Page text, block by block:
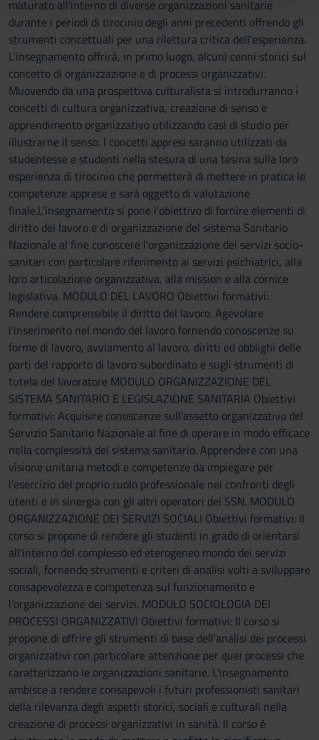
pubblicità e social media, i quali potrebbero combinarle
con altre informazioni che hai fornito loro o che hanno
raccolto dal tuo utilizzo dei loro servizi.
maturato all'interno di diverse organizzazioni sanitarie
durante i periodi di tirocinio degli anni precedenti offrendo gli
strumenti concettuali per una rilettura critica dell'esperienza.
L'insegnamento offrirà, in primo luogo, alcuni cenni storici sul
concetto di organizzazione e di processi organizzativi.
Muovendo da una prospettiva culturalista si introdurranno i
concetti di cultura organizzativa, creazione di senso e
apprendimento organizzativo utilizzando casi di studio per
illustrarne il senso. I concetti appresi saranno utilizzati da
studentesse e studenti nella stesura di una tesina sulla loro
esperienza di tirocinio che permetterà di mettere in pratica le
competenze apprese e sarà oggetto di valutazione
finale.L’insegnamento si pone l’obiettivo di fornire elementi di
diritto del lavoro e di organizzazione del sistema Sanitario
Nazionale al fine conoscere l'organizzazione dei servizi socio-
sanitari con particolare riferimento ai servizi psichiatrici, alla
loro articolazione organizzativa, alla mission e alla cornice
legislativa. MODULO DEL LAVORO Obiettivi formativi:
Rendere comprensibile il diritto del lavoro. Agevolare
l'inserimento nel mondo del lavoro fornendo conoscenze su
forme di lavoro, avviamento al lavoro, diritti ed obblighi delle
parti del rapporto di lavoro subordinato e sugli strumenti di
tutela del lavoratore MODULO ORGANIZZAZIONE DEL
SISTEMA SANITARIO E LEGISLAZIONE SANITARIA Obiettivi
formativi: Acquisire conoscenze sull’assetto organizzativo del
Servizio Sanitario Nazionale al fine di operare in modo efficace
nella complessità del sistema sanitario. Apprendere con una
visione unitaria metodi e competenze da impiegare per
l’esercizio del proprio ruolo professionale nei confronti degli
utenti e in sinergia con gli altri operatori del SSN. MODULO
ORGANIZZAZIONE DEI SERVIZI SOCIALI Obiettivi formativi: Il
corso si propone di rendere gli studenti in grado di orientarsi
all’interno del complesso ed eterogeneo mondo dei servizi
sociali, fornendo strumenti e criteri di analisi volti a sviluppare
consapevolezza e competenza sul funzionamento e
l’organizzazione dei servizi. MODULO SOCIOLOGIA DEI
PROCESSI ORGANIZZATIVI Obiettivi formativi: Il corso si
propone di offrire gli strumenti di base dell'analisi dei processi
organizzativi con particolare attenzione per quei processi che
caratterizzano le organizzazioni sanitarie. L'insegnamento
ambisce a rendere consapevoli i futuri professionisti sanitari
della rilevanza degli aspetti storici, sociali e culturali nella
creazione di processi organizzativi in sanità. Il corso è